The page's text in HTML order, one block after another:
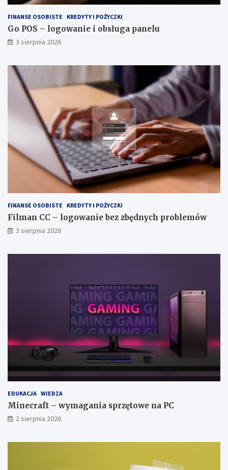
FINANSE OSOBISTE KREDYTY I POŻYCZKI
Go POS – logowanie i obsługa panelu
3 sierpnia 2026
FINANSE OSOBISTE KREDYTY I POŻYCZKI
Filman CC – logowanie bez zbędnych problemów
3 sierpnia 2026
EDUKACJA WIEDZA
Minecraft – wymagania sprzętowe na PC
2 sierpnia 2026